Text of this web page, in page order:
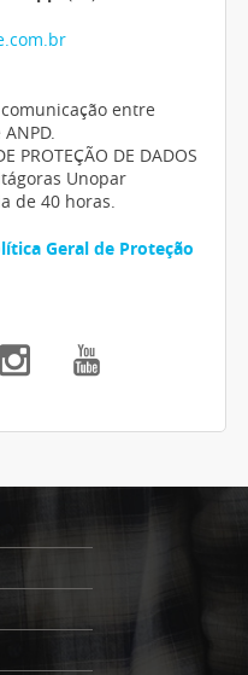
entre
PROTEÇÃO DE DADOS
Unopar
de 40 horas.
Geral de Proteção